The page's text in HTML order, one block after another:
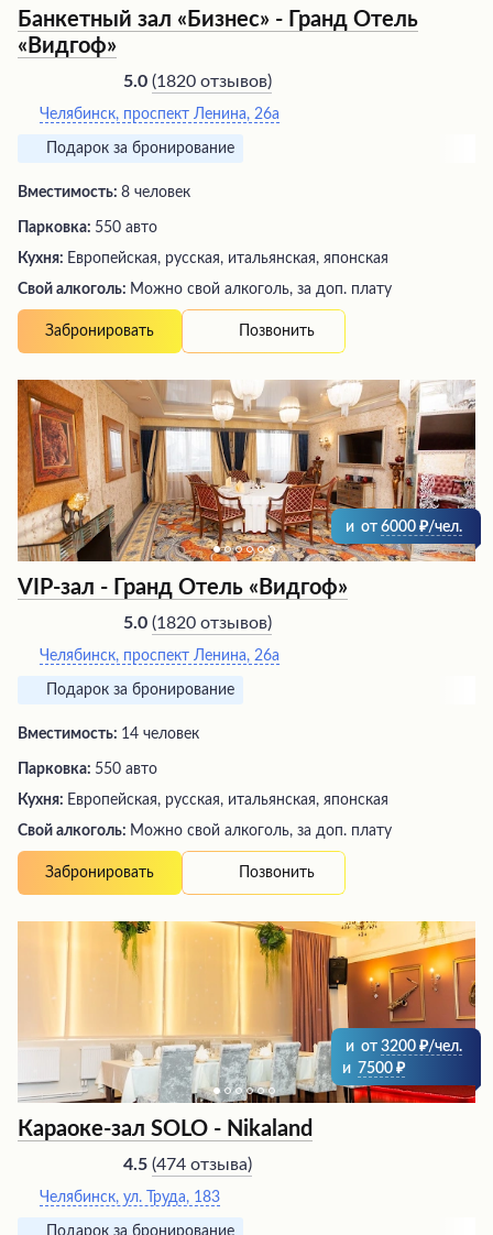
Банкетный зал «Бизнес» - Гранд Отель
«Видгоф»
5.0 (1820 отзывов)
Челябинск, проспект Ленина, 26а
Подарок за бронирование
Вместимость: 8 человек
Парковка: 550 авто
Кухня: Европейская, русская, итальянская, японская
Свой алкоголь: Можно свой алкоголь, за доп. плату
Забронировать Позвонить
и от 6000 /чел.
VIP-зал - Гранд Отель «Видгоф»
5.0 (1820 отзывов)
Челябинск, проспект Ленина, 26а
Подарок за бронирование
Вместимость: 14 человек
Парковка: 550 авто
Кухня: Европейская, русская, итальянская, японская
Свой алкоголь: Можно свой алкоголь, за доп. плату
Забронировать Позвонить
и от 3200
/чел.
и 7500
Караоке-зал SOLO - Nikaland
4.5 (474 отзыва)
Челябинск, ул. Труда, 183
Подарок за бронирование